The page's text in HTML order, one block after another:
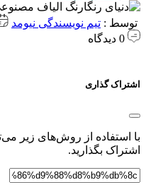
توسط : تیم نویسندگی نیومد
اشتراک گذاری
با استفاده از روش‌های زیر
اشتراک بگذارید.